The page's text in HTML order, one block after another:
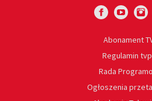
Abonament
Regulamin
Rada
Ogłoszenia